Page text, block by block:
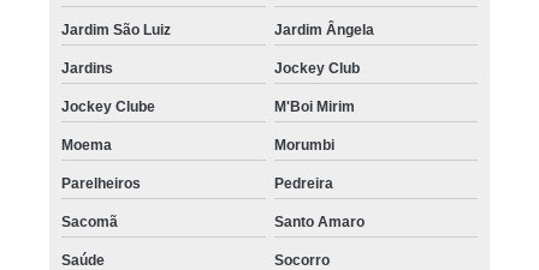
Jardim São Luiz Jardim Ângela
Jardins Jockey Club
Jockey Clube M'Boi Mirim
Moema Morumbi
Parelheiros Pedreira
Sacomã Santo Amaro
Saúde Socorro